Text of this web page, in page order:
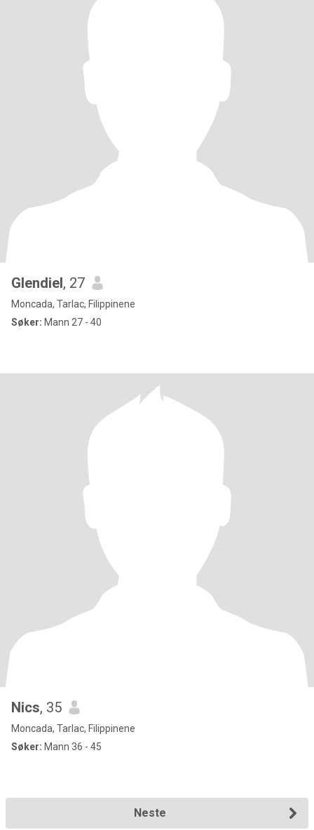
Glendiel, 27
Moncada, Tarlac, Filippinene
Søker: Mann 27 - 40
Nics, 35
Moncada, Tarlac, Filippinene
Søker: Mann 36 - 45
Neste